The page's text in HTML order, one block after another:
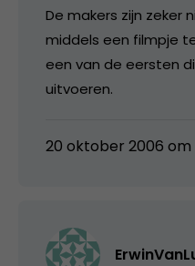
De makers zijn zeker
middels een filmpje
een van de eersten
uitvoeren.
20 oktober 2006 om